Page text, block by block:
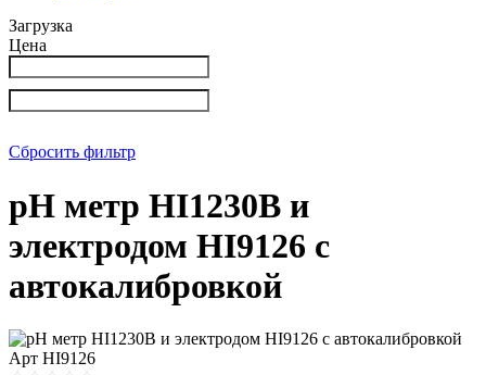
Загрузка
Цена
Сбросить фильтр
рН метр HI1230B и
электродом HI9126 с
автокалибровкой
Арт HI9126